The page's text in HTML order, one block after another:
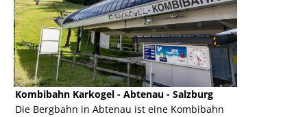
Kombibahn Karkogel - Abtenau - Salzburg
Die Bergbahn in Abtenau ist eine Kombibahn